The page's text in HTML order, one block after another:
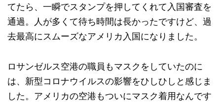
てたら、一瞬でスタンプを押してくれて入国審査を
通過。人が多くて待ち時間は長かったですけど、過
去最高にスムーズなアメリカ入国になりました。
ロサンゼルス空港の職員もマスクをしていたのに
は、新型コロナウイルスの影響をひしひしと感じま
した。アメリカの空港もついにマスク着用なんです